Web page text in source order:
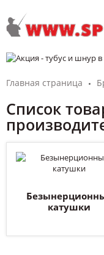
Главная страница
Список
катушки